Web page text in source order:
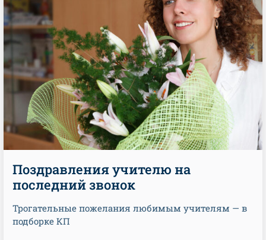
Поздравления учителю на
последний звонок
Трогательные пожелания любимым учителям — в
подборке КП